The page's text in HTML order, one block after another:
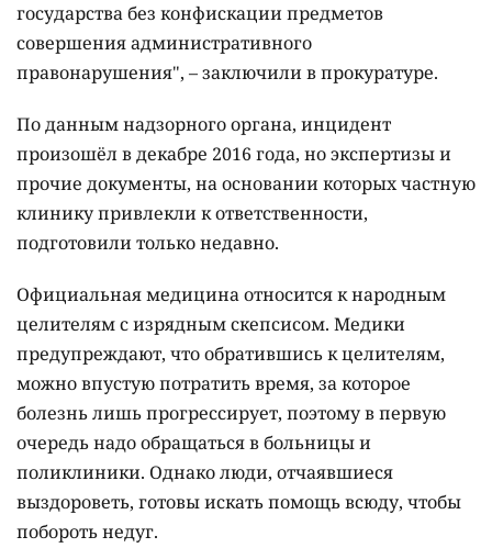
государства без конфискации предметов
совершения административного
правонарушения", – заключили в прокуратуре.
По данным надзорного органа, инцидент
произошёл в декабре 2016 года, но экспертизы и
прочие документы, на основании которых частную
клинику привлекли к ответственности,
подготовили только недавно.
Официальная медицина относится к народным
целителям с изрядным скепсисом. Медики
предупреждают, что обратившись к целителям,
можно впустую потратить время, за которое
болезнь лишь прогрессирует, поэтому в первую
очередь надо обращаться в больницы и
поликлиники. Однако люди, отчаявшиеся
выздороветь, готовы искать помощь всюду, чтобы
побороть недуг.